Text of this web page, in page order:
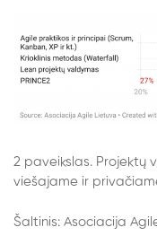
2 paveikslas. Projektų
viešajame ir
Šaltinis: Asociacija